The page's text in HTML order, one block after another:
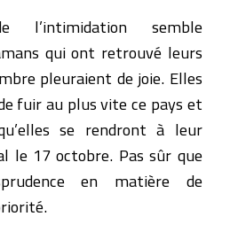
l’intimidation semble
qui ont retrouvé leurs
pleuraient de joie. Elles
fuir au plus vite ce pays et
se rendront à leur
le 17 octobre. Pas sûr que
en matière de